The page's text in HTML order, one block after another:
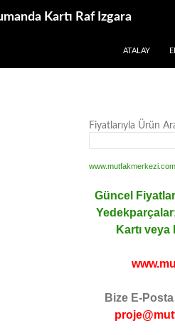
Kartı Raf Izgara
ATALAY
Fiyatlarıyla Ürün
www.mutfakmerkezi.com
Güncel
Kartı veya
Bize E-